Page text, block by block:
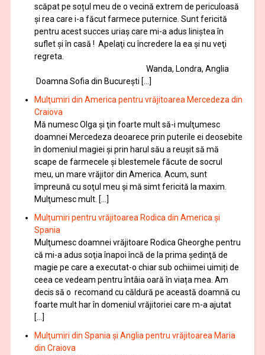
scăpat pe soțul meu de o vecină extrem de periculoasă
și rea care i-a făcut farmece puternice. Sunt fericită
pentru acest succes uriaș care mi-a adus liniștea în
suflet și în casă ! Apelaţi cu încredere la ea şi nu veţi
regreta.
Wanda, Londra, Anglia
Doamna Sofia din București […]
Mulţumiri din America pentru vrăjitoarea Mercedeza din
Craiova
Mă numesc Olga şi ţin foarte mult să-i mulţumesc
doamnei Mercedeza deoarece prin puterile ei deosebite
în domeniul magiei şi prin harul său a reuşit să mă
scape de farmecele şi blestemele făcute de socrul
meu, un mare vrăjitor din America. Acum, sunt
împreună cu soţul meu şi mă simt fericită la maxim.
Mulţumesc mult. […]
Mulțumiri pentru vrăjitoarea Rodica din America și
Spania
Mulţumesc doamnei vrăjitoare Rodica Gheorghe pentru
că mi-a adus soţia înapoi încă de la prima şedinţă de
magie pe care a executat-o chiar sub ochiimei uimiți de
ceea ce vedeam pentru întâia oară în viața mea. Am
decis să o recomand cu căldură pe această doamnă cu
foarte mult har în domeniul vrăjitoriei care m-a ajutat
[…]
Mulţumiri din Spania şi Anglia pentru vrăjitoarea Maria
din Craiova